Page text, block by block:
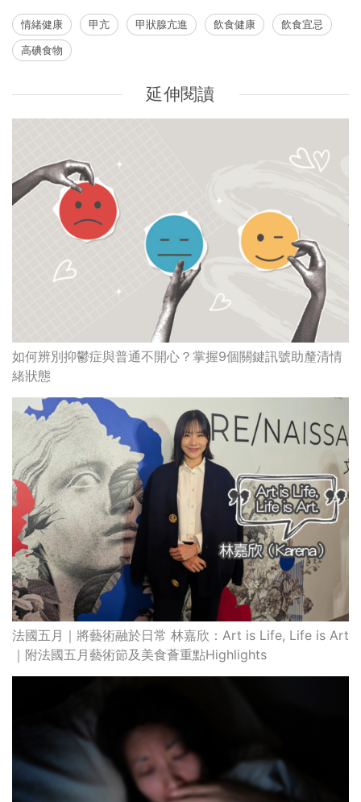
情緒健康 甲亢 甲狀腺亢進 飲食健康
飲食宜忌
高碘食物
延伸閱讀
如何辨別抑鬱症與普通不開心？掌握9個關鍵訊號助釐清情
緒狀態
法國五月｜將藝術融於日常 林嘉欣：Art is Life, Life is Art
｜附法國五月藝術節及美食薈重點Highlights